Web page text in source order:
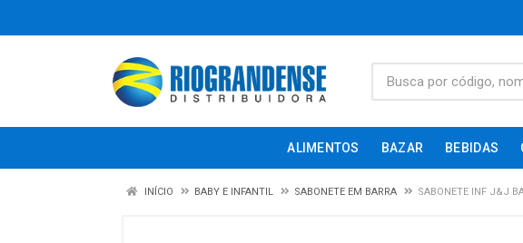
ALIMENTOS BAZAR BEBIDAS
INÍCIO BABY E INFANTIL SABONETE EM BARRA SABONETE INF J&J